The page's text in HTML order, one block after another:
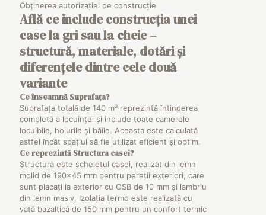
Obținerea autorizației de construcție
Află ce include construcția unei
case la gri sau la cheie –
structură, materiale, dotări și
diferențele dintre cele două
variante
Ce înseamnă Suprafața?
Suprafața totală de 140 m² reprezintă întinderea
completă a locuinței și include toate camerele
locuibile, holurile și băile. Aceasta este calculată
astfel încât spațiul să fie utilizat eficient și optim.
Ce reprezintă Structura casei?
Structura este scheletul casei, realizat din lemn
molid de 190×45 mm pentru pereții exteriori, care
sunt placați la exterior cu OSB de 10 mm și lambriu
din lemn masiv. Izolația termo este realizată cu
vată bazaltică de 150 mm pentru un confort termic